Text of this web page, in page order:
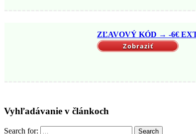
ZĽAVOVÝ KÓD → -6€
Zobraziť
Vyhľadávanie v článkoch
Search for: Search